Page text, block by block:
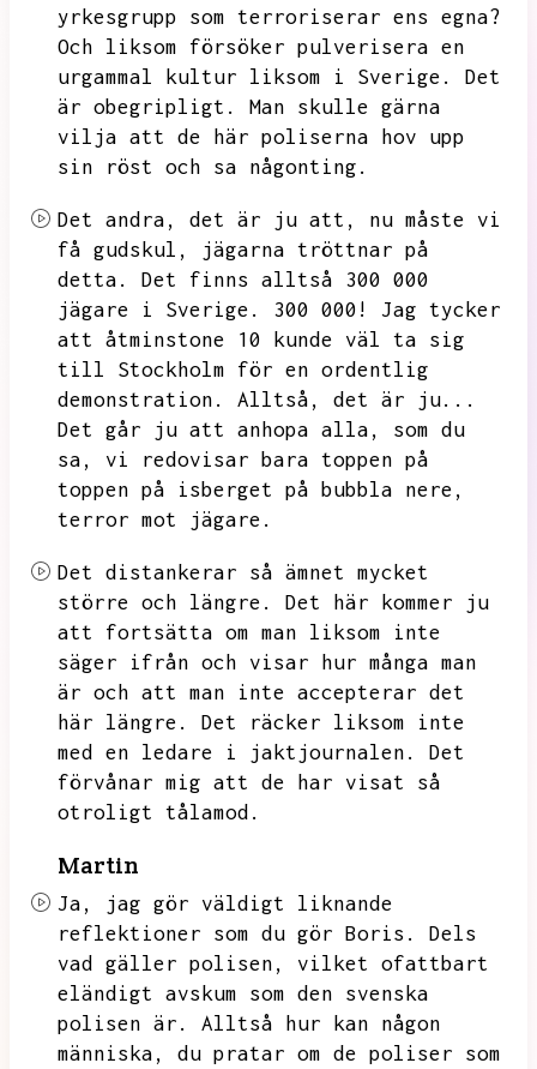
yrkesgrupp som terroriserar ens egna?
Och liksom försöker pulverisera en
urgammal kultur liksom i Sverige.
Det
är obegripligt.
Man skulle gärna
vilja att de här poliserna hov upp
sin röst och sa någonting.
Det andra, det är ju att,
nu måste vi
få gudskul,
jägarna tröttnar på
detta.
Det finns alltså 300 000
jägare i Sverige.
300 000!
Jag tycker
att åtminstone 10 kunde väl ta sig
till Stockholm för en ordentlig
demonstration.
Alltså,
det är ju...
Det går ju att anhopa alla,
som du
sa,
vi redovisar bara toppen på
toppen på isberget på bubbla nere,
terror mot jägare.
Det distankerar så ämnet mycket
större och längre.
Det här kommer ju
att fortsätta om man liksom inte
säger ifrån och visar hur många man
är och att man inte accepterar det
här längre.
Det räcker liksom inte
med en ledare i jaktjournalen.
Det
förvånar mig att de har visat så
otroligt tålamod.
Martin
Ja,
jag gör väldigt liknande
reflektioner som du gör Boris.
Dels
vad gäller polisen,
vilket ofattbart
eländigt avskum som den svenska
polisen är.
Alltså hur kan någon
människa,
du pratar om de poliser som